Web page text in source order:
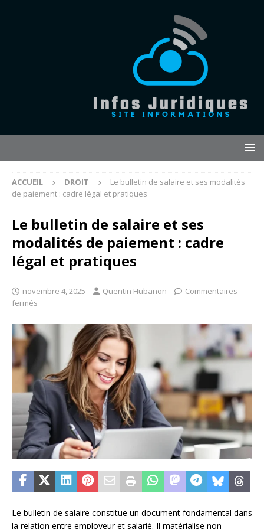
ACCUEIL DROIT
Le bulletin de salaire et ses modalités
de paiement : cadre légal et pratiques
Le bulletin de salaire et ses
modalités de paiement : cadre
légal et pratiques
novembre 4, 2025 Quentin Hubanon
Commentaires
fermés
Le bulletin de salaire constitue un document fondamental dans
la relation entre employeur et salarié. Il matérialise non